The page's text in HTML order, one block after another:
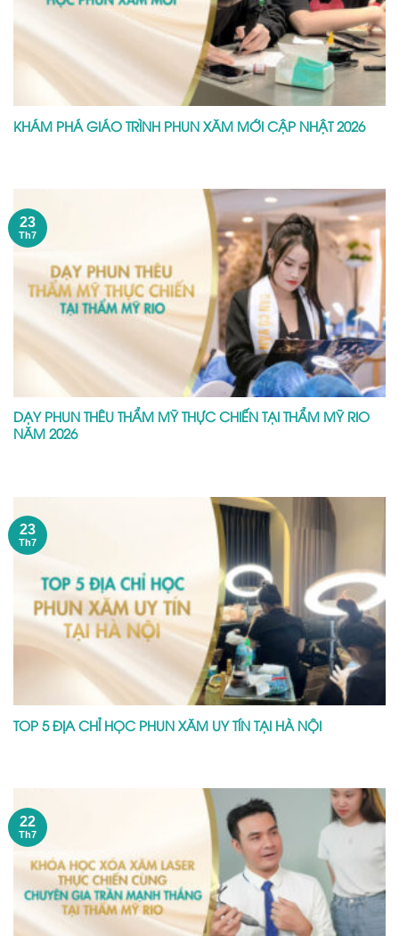
KHÁM PHÁ GIÁO TRÌNH PHUN XĂM MỚI CẬP NHẬT 2026
DẠY PHUN THÊU THẨM MỸ THỰC CHIẾN TẠI THẨM MỸ RIO
NĂM 2026
23
Th7
TOP 5 ĐỊA CHỈ HỌC PHUN XĂM UY TÍN TẠI HÀ NỘI
23
Th7
22
Th7